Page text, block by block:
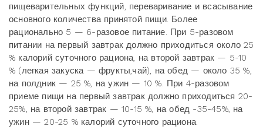
пищеварительных функций, переваривание и всасывание
основного количества принятой пищи. Более
рационально 5 — 6-разовое питание. При 5-разовом
питании на первый завтрак должно приходиться около 25
% калорий суточного рациона, на второй завтрак — 5-10
% (легкая закуска — фрукты,чай), на обед — около 35 %,
на полдник — 25 %, на ужин — 10 %. При 4-разовом
приеме пищи на первый завтрак должно приходиться 20-
25%, на второй завтрак — 10-15 %, на обед -35-45%, на
ужин — 20-25 % калорий суточного рациона.